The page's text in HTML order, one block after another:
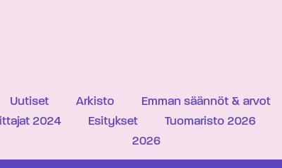
Uutiset Arkisto Emman säännöt & arvot
2024 Esitykset Tuomaristo 2026
2026